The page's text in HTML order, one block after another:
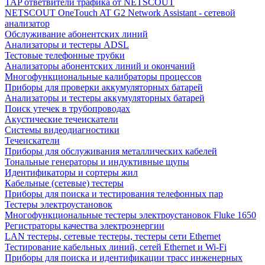
TAP ответвители трафика от NETSCOUT
NETSCOUT OneTouch AT G2 Network Assistant - сетевой
анализатор
Обслуживание абонентских линий
Анализаторы и тестеры ADSL
Тестовые телефонные трубки
Анализаторы абонентских линий и окончаний
Многофункциональные калибраторы процессов
Приборы для проверки аккумуляторных батарей
Анализаторы и тестеры аккумуляторных батарей
Поиск утечек в трубопроводах
Акустические течеискатели
Системы видеодиагностики
Течеискатели
Приборы для обслуживания металлических кабелей
Тональные генераторы и индуктивные щупы
Идентификаторы и сортеры жил
Кабельные (сетевые) тестеры
Приборы для поиска и тестирования телефонных пар
Тестеры электроустановок
Многофункциональные тестеры электроустановок Fluke 1650
Регистраторы качества электроэнергии
LAN тестеры, сетевые тестеры, тестеры сети Ethernet
Тестирование кабельных линий, сетей Ethernet и Wi-Fi
Приборы для поиска и идентификации трасс инженерных